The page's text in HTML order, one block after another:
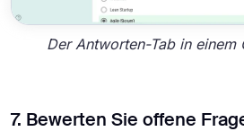
Der Antworten-Tab in einem
7. Bewerten Sie offene